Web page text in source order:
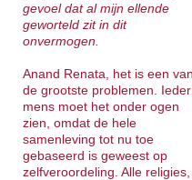
gevoel dat al mijn ellende
geworteld zit in dit
onvermogen.
Anand Renata, het is een
de grootste problemen. Ieder
mens moet het onder ogen
zien, omdat de hele
samenleving tot nu toe
gebaseerd is geweest op
zelfveroordeling. Alle religies,